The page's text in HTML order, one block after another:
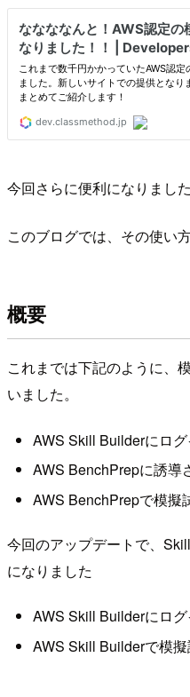
今回さらに便利になりました
このブログでは、その使い
概要
これまでは下記のように、
いました。
AWS Skill Builderにロ
AWS BenchPrepに誘導
AWS BenchPrepで模擬
今回のアップデートで、
になりました
AWS Skill Builderにロ
AWS Skill Builderで模